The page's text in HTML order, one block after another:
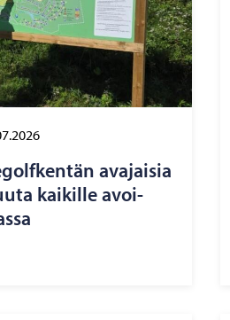
ava­jai­sia
kai­kil­le avoi­